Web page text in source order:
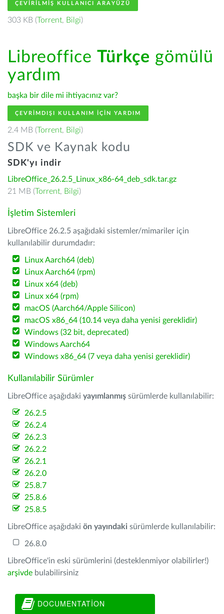
ÇEVIRILMIŞ KULLANICI ARAYÜZÜ
303 KB (Torrent, Bilgi)
Libreoffice Türkçe gömülü
yardım
başka bir dile mi ihtiyacınız var?
ÇEVRIMDIŞI KULLANIM IÇIN YARDIM
2.4 MB (Torrent, Bilgi)
SDK ve Kaynak kodu
SDK'yı indir
LibreOffice_26.2.5_Linux_x86-64_deb_sdk.tar.gz
21 MB (Torrent, Bilgi)
İşletim Sistemleri
LibreOffice 26.2.5 aşağıdaki sistemler/mimariler için
kullanılabilir durumdadır:
Linux Aarch64 (deb)
Linux Aarch64 (rpm)
Linux x64 (deb)
Linux x64 (rpm)
macOS (Aarch64/Apple Silicon)
macOS x86_64 (10.14 veya daha yenisi gereklidir)
Windows (32 bit, deprecated)
Windows Aarch64
Windows x86_64 (7 veya daha yenisi gereklidir)
Kullanılabilir Sürümler
LibreOffice aşağıdaki yayımlanmış sürümlerde kullanılabilir:
26.2.5
26.2.4
26.2.3
26.2.2
26.2.1
26.2.0
25.8.7
25.8.6
25.8.5
LibreOffice aşağıdaki ön yayındaki sürümlerde kullanılabilir:
26.8.0
LibreOffice'in eski sürümlerini (desteklenmiyor olabilirler!)
arşivde bulabilirsiniz
DOCUMENTATION